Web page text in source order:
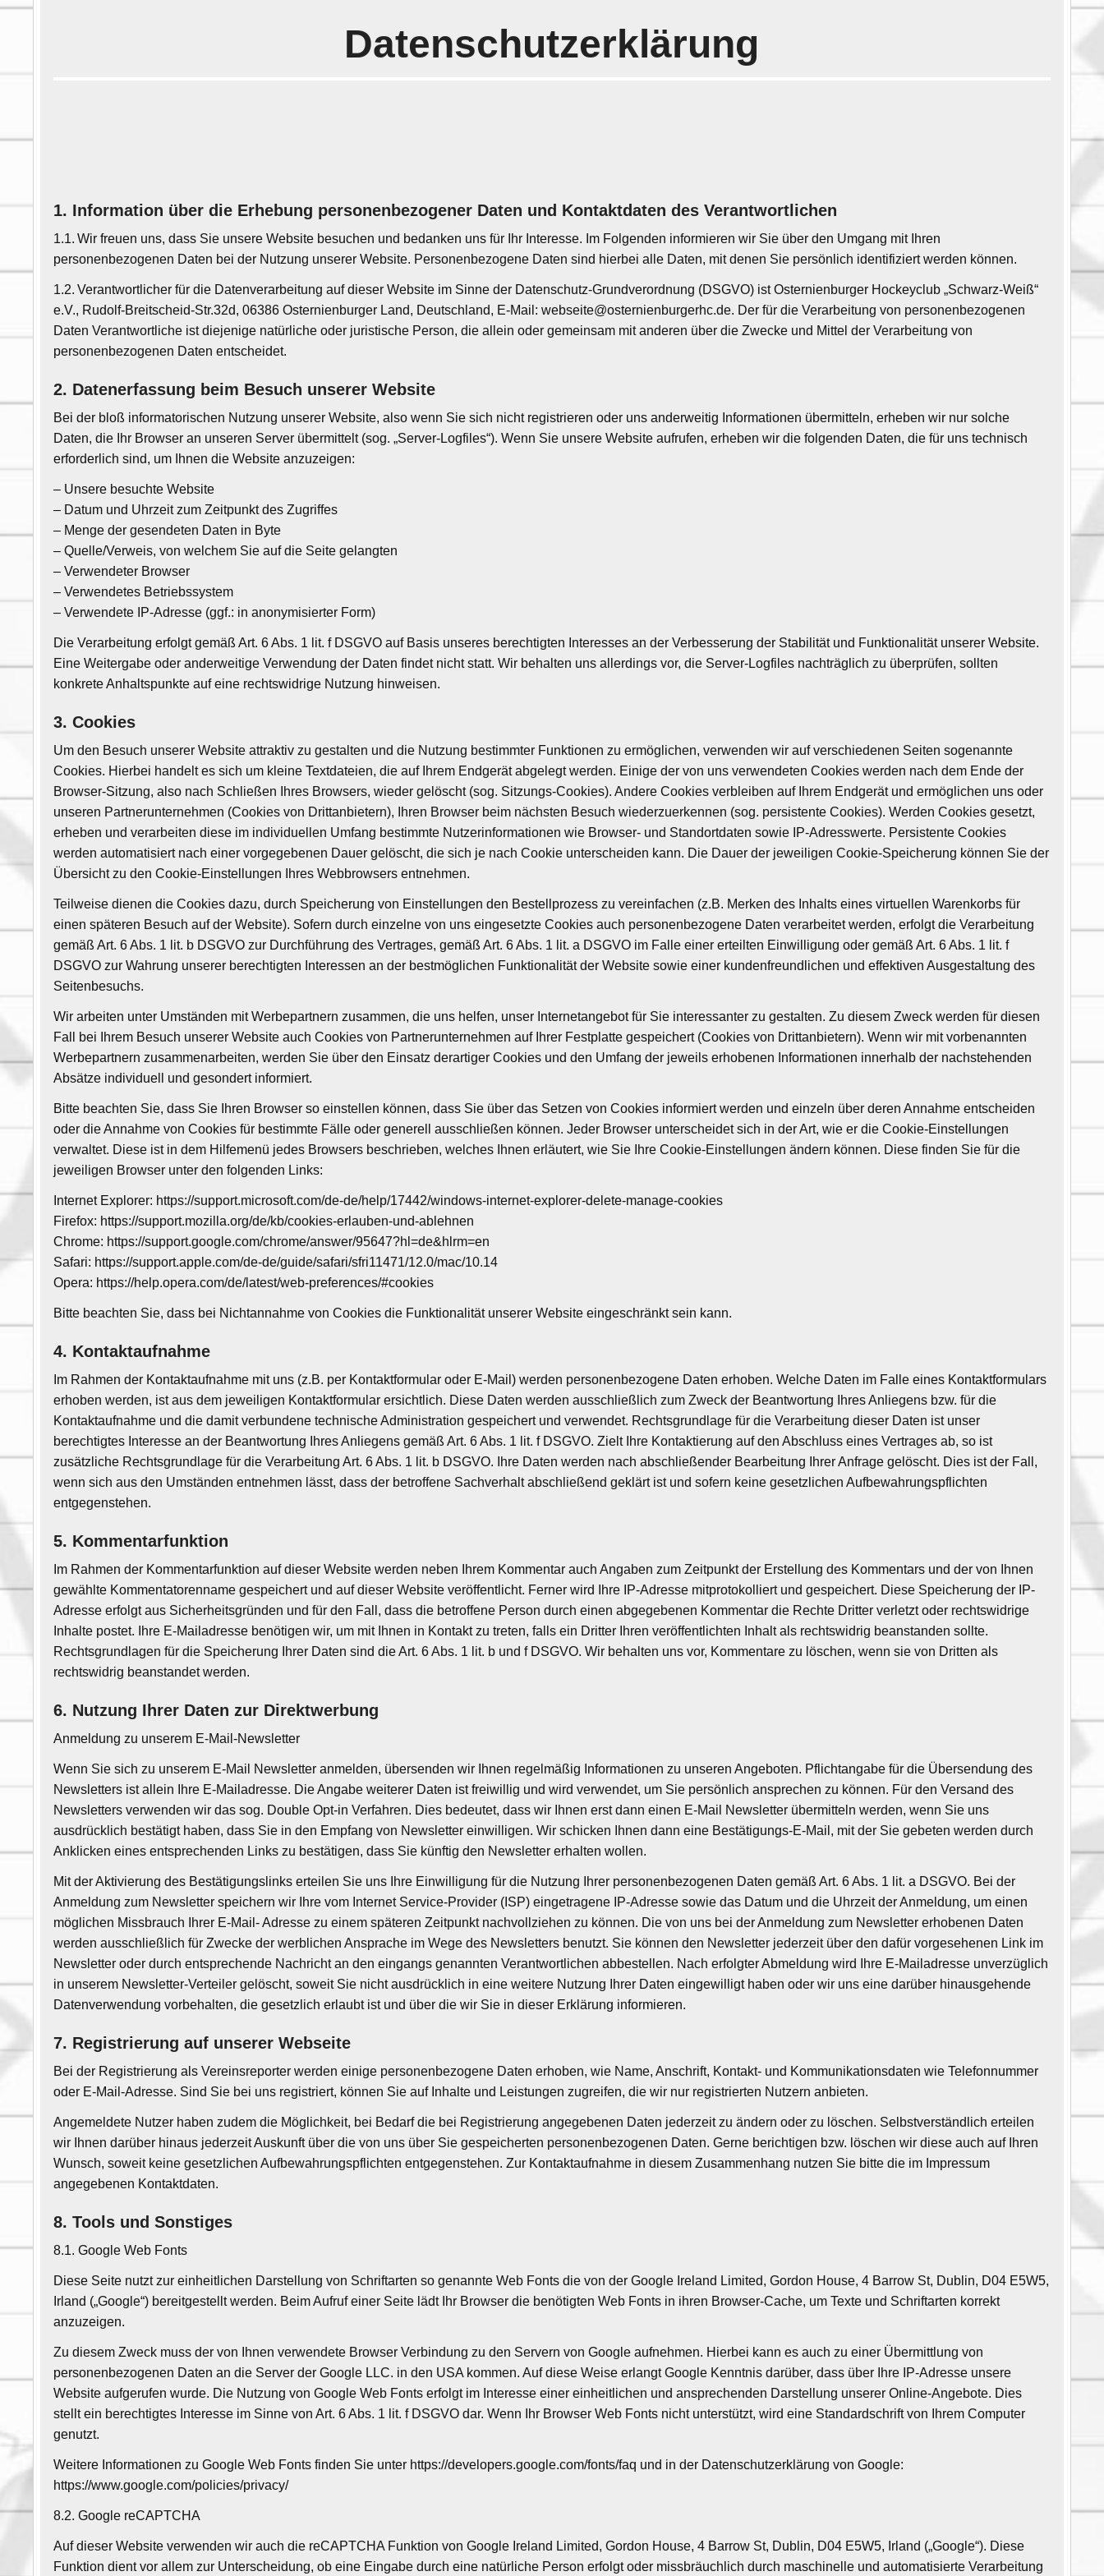
Datenschutzerklärung
1. Information über die Erhebung personenbezogener Daten und Kontaktdaten des Verantwortlichen
1.1. Wir freuen uns, dass Sie unsere Website besuchen und bedanken uns für Ihr Interesse. Im Folgenden informieren wir Sie über den Umgang mit Ihren
personenbezogenen Daten bei der Nutzung unserer Website. Personenbezogene Daten sind hierbei alle Daten, mit denen Sie persönlich identifiziert werden können.
1.2. Verantwortlicher für die Datenverarbeitung auf dieser Website im Sinne der Datenschutz-Grundverordnung (DSGVO) ist Osternienburger Hockeyclub „Schwarz-Weiß“
e.V., Rudolf-Breitscheid-Str.32d, 06386 Osternienburger Land, Deutschland, E-Mail: webseite@osternienburgerhc.de. Der für die Verarbeitung von personenbezogenen
Daten Verantwortliche ist diejenige natürliche oder juristische Person, die allein oder gemeinsam mit anderen über die Zwecke und Mittel der Verarbeitung von
personenbezogenen Daten entscheidet.
2. Datenerfassung beim Besuch unserer Website
Bei der bloß informatorischen Nutzung unserer Website, also wenn Sie sich nicht registrieren oder uns anderweitig Informationen übermitteln, erheben wir nur solche
Daten, die Ihr Browser an unseren Server übermittelt (sog. „Server-Logfiles“). Wenn Sie unsere Website aufrufen, erheben wir die folgenden Daten, die für uns technisch
erforderlich sind, um Ihnen die Website anzuzeigen:
– Unsere besuchte Website
– Datum und Uhrzeit zum Zeitpunkt des Zugriffes
– Menge der gesendeten Daten in Byte
– Quelle/Verweis, von welchem Sie auf die Seite gelangten
– Verwendeter Browser
– Verwendetes Betriebssystem
– Verwendete IP-Adresse (ggf.: in anonymisierter Form)
Die Verarbeitung erfolgt gemäß Art. 6 Abs. 1 lit. f DSGVO auf Basis unseres berechtigten Interesses an der Verbesserung der Stabilität und Funktionalität unserer Website.
Eine Weitergabe oder anderweitige Verwendung der Daten findet nicht statt. Wir behalten uns allerdings vor, die Server-Logfiles nachträglich zu überprüfen, sollten
konkrete Anhaltspunkte auf eine rechtswidrige Nutzung hinweisen.
3. Cookies
Um den Besuch unserer Website attraktiv zu gestalten und die Nutzung bestimmter Funktionen zu ermöglichen, verwenden wir auf verschiedenen Seiten sogenannte
Cookies. Hierbei handelt es sich um kleine Textdateien, die auf Ihrem Endgerät abgelegt werden. Einige der von uns verwendeten Cookies werden nach dem Ende der
Browser-Sitzung, also nach Schließen Ihres Browsers, wieder gelöscht (sog. Sitzungs-Cookies). Andere Cookies verbleiben auf Ihrem Endgerät und ermöglichen uns oder
unseren Partnerunternehmen (Cookies von Drittanbietern), Ihren Browser beim nächsten Besuch wiederzuerkennen (sog. persistente Cookies). Werden Cookies gesetzt,
erheben und verarbeiten diese im individuellen Umfang bestimmte Nutzerinformationen wie Browser- und Standortdaten sowie IP-Adresswerte. Persistente Cookies
werden automatisiert nach einer vorgegebenen Dauer gelöscht, die sich je nach Cookie unterscheiden kann. Die Dauer der jeweiligen Cookie-Speicherung können Sie der
Übersicht zu den Cookie-Einstellungen Ihres Webbrowsers entnehmen.
Teilweise dienen die Cookies dazu, durch Speicherung von Einstellungen den Bestellprozess zu vereinfachen (z.B. Merken des Inhalts eines virtuellen Warenkorbs für
einen späteren Besuch auf der Website). Sofern durch einzelne von uns eingesetzte Cookies auch personenbezogene Daten verarbeitet werden, erfolgt die Verarbeitung
gemäß Art. 6 Abs. 1 lit. b DSGVO zur Durchführung des Vertrages, gemäß Art. 6 Abs. 1 lit. a DSGVO im Falle einer erteilten Einwilligung oder gemäß Art. 6 Abs. 1 lit. f
DSGVO zur Wahrung unserer berechtigten Interessen an der bestmöglichen Funktionalität der Website sowie einer kundenfreundlichen und effektiven Ausgestaltung des
Seitenbesuchs.
Wir arbeiten unter Umständen mit Werbepartnern zusammen, die uns helfen, unser Internetangebot für Sie interessanter zu gestalten. Zu diesem Zweck werden für diesen
Fall bei Ihrem Besuch unserer Website auch Cookies von Partnerunternehmen auf Ihrer Festplatte gespeichert (Cookies von Drittanbietern). Wenn wir mit vorbenannten
Werbepartnern zusammenarbeiten, werden Sie über den Einsatz derartiger Cookies und den Umfang der jeweils erhobenen Informationen innerhalb der nachstehenden
Absätze individuell und gesondert informiert.
Bitte beachten Sie, dass Sie Ihren Browser so einstellen können, dass Sie über das Setzen von Cookies informiert werden und einzeln über deren Annahme entscheiden
oder die Annahme von Cookies für bestimmte Fälle oder generell ausschließen können. Jeder Browser unterscheidet sich in der Art, wie er die Cookie-Einstellungen
verwaltet. Diese ist in dem Hilfemenü jedes Browsers beschrieben, welches Ihnen erläutert, wie Sie Ihre Cookie-Einstellungen ändern können. Diese finden Sie für die
jeweiligen Browser unter den folgenden Links:
Internet Explorer: https://support.microsoft.com/de-de/help/17442/windows-internet-explorer-delete-manage-cookies
Firefox: https://support.mozilla.org/de/kb/cookies-erlauben-und-ablehnen
Chrome: https://support.google.com/chrome/answer/95647?hl=de&hlrm=en
Safari: https://support.apple.com/de-de/guide/safari/sfri11471/12.0/mac/10.14
Opera: https://help.opera.com/de/latest/web-preferences/#cookies
Bitte beachten Sie, dass bei Nichtannahme von Cookies die Funktionalität unserer Website eingeschränkt sein kann.
4. Kontaktaufnahme
Im Rahmen der Kontaktaufnahme mit uns (z.B. per Kontaktformular oder E-Mail) werden personenbezogene Daten erhoben. Welche Daten im Falle eines Kontaktformulars
erhoben werden, ist aus dem jeweiligen Kontaktformular ersichtlich. Diese Daten werden ausschließlich zum Zweck der Beantwortung Ihres Anliegens bzw. für die
Kontaktaufnahme und die damit verbundene technische Administration gespeichert und verwendet. Rechtsgrundlage für die Verarbeitung dieser Daten ist unser
berechtigtes Interesse an der Beantwortung Ihres Anliegens gemäß Art. 6 Abs. 1 lit. f DSGVO. Zielt Ihre Kontaktierung auf den Abschluss eines Vertrages ab, so ist
zusätzliche Rechtsgrundlage für die Verarbeitung Art. 6 Abs. 1 lit. b DSGVO. Ihre Daten werden nach abschließender Bearbeitung Ihrer Anfrage gelöscht. Dies ist der Fall,
wenn sich aus den Umständen entnehmen lässt, dass der betroffene Sachverhalt abschließend geklärt ist und sofern keine gesetzlichen Aufbewahrungspflichten
entgegenstehen.
5. Kommentarfunktion
Im Rahmen der Kommentarfunktion auf dieser Website werden neben Ihrem Kommentar auch Angaben zum Zeitpunkt der Erstellung des Kommentars und der von Ihnen
gewählte Kommentatorenname gespeichert und auf dieser Website veröffentlicht. Ferner wird Ihre IP-Adresse mitprotokolliert und gespeichert. Diese Speicherung der IP-
Adresse erfolgt aus Sicherheitsgründen und für den Fall, dass die betroffene Person durch einen abgegebenen Kommentar die Rechte Dritter verletzt oder rechtswidrige
Inhalte postet. Ihre E-Mailadresse benötigen wir, um mit Ihnen in Kontakt zu treten, falls ein Dritter Ihren veröffentlichten Inhalt als rechtswidrig beanstanden sollte.
Rechtsgrundlagen für die Speicherung Ihrer Daten sind die Art. 6 Abs. 1 lit. b und f DSGVO. Wir behalten uns vor, Kommentare zu löschen, wenn sie von Dritten als
rechtswidrig beanstandet werden.
6. Nutzung Ihrer Daten zur Direktwerbung
Anmeldung zu unserem E-Mail-Newsletter
Wenn Sie sich zu unserem E-Mail Newsletter anmelden, übersenden wir Ihnen regelmäßig Informationen zu unseren Angeboten. Pflichtangabe für die Übersendung des
Newsletters ist allein Ihre E-Mailadresse. Die Angabe weiterer Daten ist freiwillig und wird verwendet, um Sie persönlich ansprechen zu können. Für den Versand des
Newsletters verwenden wir das sog. Double Opt-in Verfahren. Dies bedeutet, dass wir Ihnen erst dann einen E-Mail Newsletter übermitteln werden, wenn Sie uns
ausdrücklich bestätigt haben, dass Sie in den Empfang von Newsletter einwilligen. Wir schicken Ihnen dann eine Bestätigungs-E-Mail, mit der Sie gebeten werden durch
Anklicken eines entsprechenden Links zu bestätigen, dass Sie künftig den Newsletter erhalten wollen.
Mit der Aktivierung des Bestätigungslinks erteilen Sie uns Ihre Einwilligung für die Nutzung Ihrer personenbezogenen Daten gemäß Art. 6 Abs. 1 lit. a DSGVO. Bei der
Anmeldung zum Newsletter speichern wir Ihre vom Internet Service-Provider (ISP) eingetragene IP-Adresse sowie das Datum und die Uhrzeit der Anmeldung, um einen
möglichen Missbrauch Ihrer E-Mail- Adresse zu einem späteren Zeitpunkt nachvollziehen zu können. Die von uns bei der Anmeldung zum Newsletter erhobenen Daten
werden ausschließlich für Zwecke der werblichen Ansprache im Wege des Newsletters benutzt. Sie können den Newsletter jederzeit über den dafür vorgesehenen Link im
Newsletter oder durch entsprechende Nachricht an den eingangs genannten Verantwortlichen abbestellen. Nach erfolgter Abmeldung wird Ihre E-Mailadresse unverzüglich
in unserem Newsletter-Verteiler gelöscht, soweit Sie nicht ausdrücklich in eine weitere Nutzung Ihrer Daten eingewilligt haben oder wir uns eine darüber hinausgehende
Datenverwendung vorbehalten, die gesetzlich erlaubt ist und über die wir Sie in dieser Erklärung informieren.
7. Registrierung auf unserer Webseite
Bei der Registrierung als Vereinsreporter werden einige personenbezogene Daten erhoben, wie Name, Anschrift, Kontakt- und Kommunikationsdaten wie Telefonnummer
oder E-Mail-Adresse. Sind Sie bei uns registriert, können Sie auf Inhalte und Leistungen zugreifen, die wir nur registrierten Nutzern anbieten.
Angemeldete Nutzer haben zudem die Möglichkeit, bei Bedarf die bei Registrierung angegebenen Daten jederzeit zu ändern oder zu löschen. Selbstverständlich erteilen
wir Ihnen darüber hinaus jederzeit Auskunft über die von uns über Sie gespeicherten personenbezogenen Daten. Gerne berichtigen bzw. löschen wir diese auch auf Ihren
Wunsch, soweit keine gesetzlichen Aufbewahrungspflichten entgegenstehen. Zur Kontaktaufnahme in diesem Zusammenhang nutzen Sie bitte die im Impressum
angegebenen Kontaktdaten.
8. Tools und Sonstiges
8.1. Google Web Fonts
Diese Seite nutzt zur einheitlichen Darstellung von Schriftarten so genannte Web Fonts die von der Google Ireland Limited, Gordon House, 4 Barrow St, Dublin, D04 E5W5,
Irland („Google“) bereitgestellt werden. Beim Aufruf einer Seite lädt Ihr Browser die benötigten Web Fonts in ihren Browser-Cache, um Texte und Schriftarten korrekt
anzuzeigen.
Zu diesem Zweck muss der von Ihnen verwendete Browser Verbindung zu den Servern von Google aufnehmen. Hierbei kann es auch zu einer Übermittlung von
personenbezogenen Daten an die Server der Google LLC. in den USA kommen. Auf diese Weise erlangt Google Kenntnis darüber, dass über Ihre IP-Adresse unsere
Website aufgerufen wurde. Die Nutzung von Google Web Fonts erfolgt im Interesse einer einheitlichen und ansprechenden Darstellung unserer Online-Angebote. Dies
stellt ein berechtigtes Interesse im Sinne von Art. 6 Abs. 1 lit. f DSGVO dar. Wenn Ihr Browser Web Fonts nicht unterstützt, wird eine Standardschrift von Ihrem Computer
genutzt.
Weitere Informationen zu Google Web Fonts finden Sie unter https://developers.google.com/fonts/faq und in der Datenschutzerklärung von Google:
https://www.google.com/policies/privacy/
8.2. Google reCAPTCHA
Auf dieser Website verwenden wir auch die reCAPTCHA Funktion von Google Ireland Limited, Gordon House, 4 Barrow St, Dublin, D04 E5W5, Irland („Google“). Diese
Funktion dient vor allem zur Unterscheidung, ob eine Eingabe durch eine natürliche Person erfolgt oder missbräuchlich durch maschinelle und automatisierte Verarbeitung